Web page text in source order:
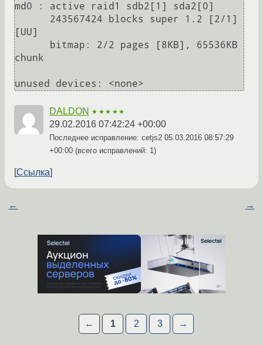
md0 : active raid1 sdb2[1] sda2[0]
[UU]
chunk
DALDON ★★★★★
29.02.2016 07:42:24 +00:00
Последнее исправление: cetjs2 05.03.2016 08:57:29
+00:00 (всего исправлений: 1)
Ссылка
← →
← 1 2 3 →